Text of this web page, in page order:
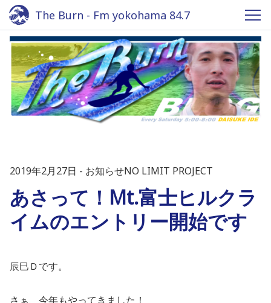
The Burn - Fm yokohama 84.7
2019年2月27日 お知らせNO LIMIT PROJECT
あさって！Mt.富士ヒルクラ
イムのエントリー開始です
辰巳Ｄです。
さぁ、今年もやってきました！